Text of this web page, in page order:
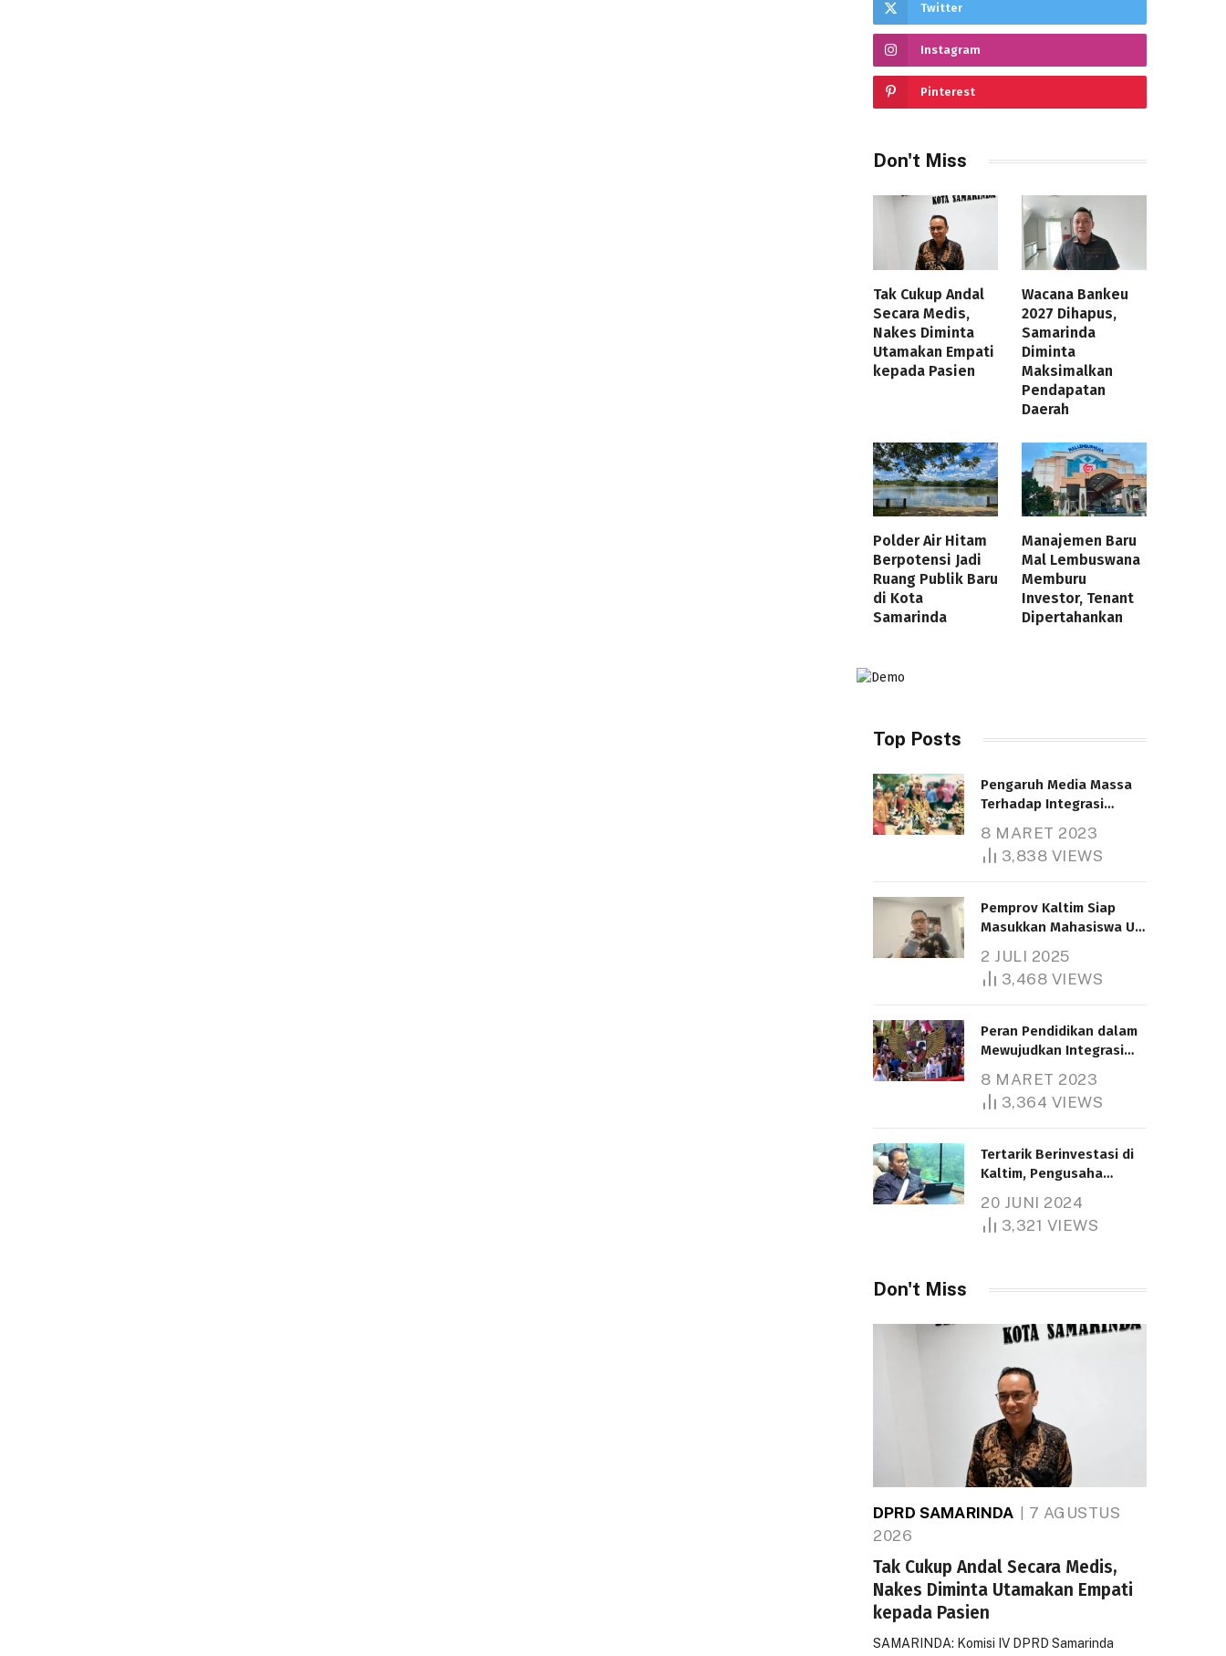
Twitter
Instagram
Pinterest
Don't Miss
Tak Cukup Andal
Secara Medis,
Nakes Diminta
Utamakan Empati
kepada Pasien
Wacana Bankeu
2027 Dihapus,
Samarinda
Diminta
Maksimalkan
Pendapatan
Daerah
Polder Air Hitam
Berpotensi Jadi
Ruang Publik Baru
di Kota
Samarinda
Manajemen Baru
Mal Lembuswana
Memburu
Investor, Tenant
Dipertahankan
Top Posts
Pengaruh Media Massa
Terhadap Integrasi
8 MARET 2023
3,838 VIEWS
Pemprov Kaltim Siap
Masukkan Mahasiswa UT
Bantuan Pendidikan
Gratispol
2 JULI 2025
3,468 VIEWS
Peran Pendidikan dalam
Mewujudkan Integrasi
8 MARET 2023
3,364 VIEWS
Tertarik Berinvestasi di
Kaltim, Pengusaha
1.000 Hektare
20 JUNI 2024
3,321 VIEWS
Don't Miss
DPRD SAMARINDA
7 AGUSTUS
2026
Tak Cukup Andal Secara Medis,
Nakes Diminta Utamakan Empati
kepada Pasien
SAMARINDA: Komisi IV DPRD Samarinda